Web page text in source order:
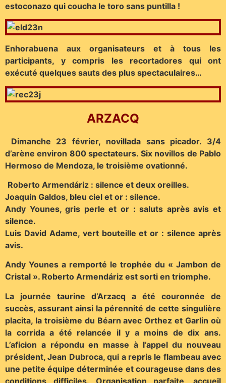
estoconazo qui coucha le toro sans puntilla !
Enhorabuena aux organisateurs et à tous les
participants, y compris les recortadores qui ont
exécuté quelques sauts des plus spectaculaires…
ARZACQ
Dimanche 23 février, novillada sans picador. 3/4
d’arène environ 800 spectateurs. Six novillos de Pablo
Hermoso de Mendoza, le troisième ovationné.
Roberto Armendáriz : silence et deux oreilles.
Joaquin Galdos, bleu ciel et or : silence.
Andy Younes, gris perle et or : saluts après avis et
silence.
Luis David Adame, vert bouteille et or : silence après
avis.
Andy Younes a remporté le trophée du « Jambon de
Cristal ». Roberto Armendáriz est sorti en triomphe.
La journée taurine d’Arzacq a été couronnée de
succès, assurant ainsi la pérennité de cette singulière
placita, la troisième du Béarn avec Orthez et Garlin où
la corrida a été relancée il y a moins de dix ans.
L’aficion a répondu en masse à l’appel du nouveau
président, Jean Dubroca, qui a repris le flambeau avec
une petite équipe déterminée et courageuse dans des
conditions difficiles. Organisation parfaite, accueil